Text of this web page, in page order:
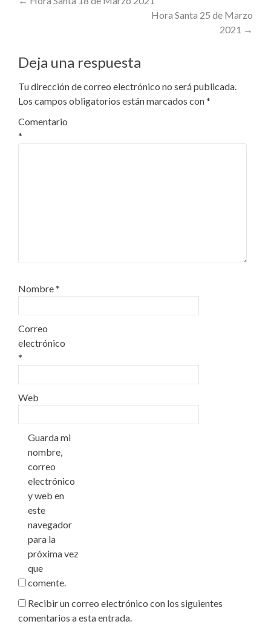
Hora Santa 25 de Marzo
2021 →
Deja una respuesta
Tu dirección de correo electrónico no será publicada.
Los campos obligatorios están marcados con*
Comentario
*
Nombre*
Correo
electrónico
*
Web
Guarda mi
nombre,
correo
electrónico
y web en
este
navegador
para la
próxima vez
que
comente.
Recibir un correo electrónico con los siguientes
comentarios a esta entrada.